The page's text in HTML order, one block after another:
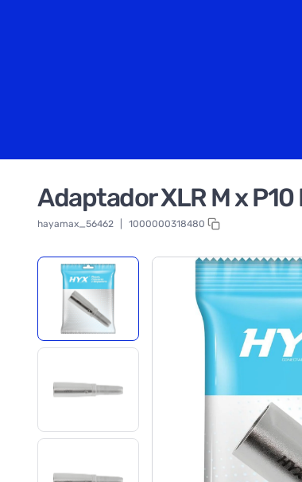
Adaptador XLR M x
hayamax_56462 1000000318480